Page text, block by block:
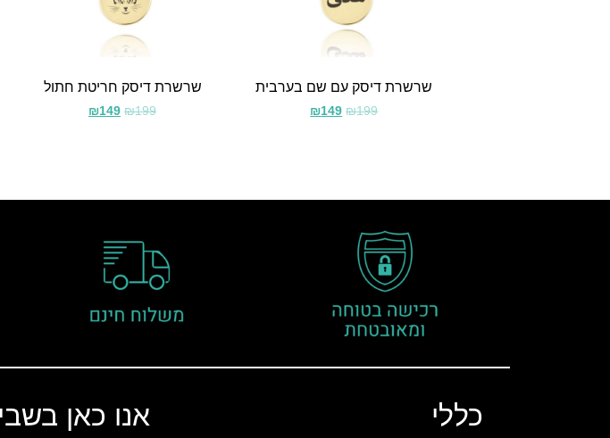
שרשרת דיסק עם שם בערבית
₪199
₪149
שרשרת דיסק חריטת חתול
₪199
₪149
כללי אנו כאן